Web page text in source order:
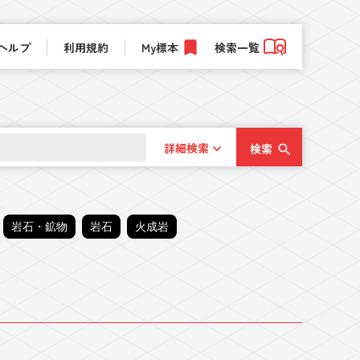
ルプ 利用規約 My標本 検索一覧
詳細検索 検索
岩石・鉱物 岩石 火成岩